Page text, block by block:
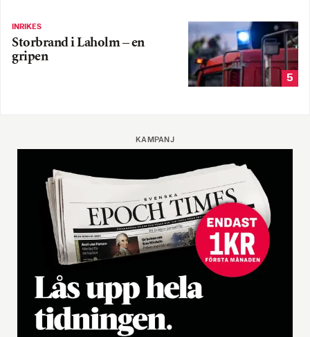
INRIKES
Storbrand i Laholm – en
gripen
5
KAMPANJ